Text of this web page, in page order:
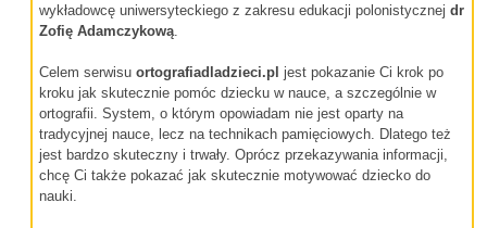
wykładowcę uniwersyteckiego z zakresu edukacji polonistycznej dr
Zofię Adamczykową
Celem serwisuortografiadladzieci.pl jest pokazanie Ci krok po
kroku jak skutecznie pomóc dziecku w nauce, a szczególnie w
ortografii. System, o którym opowiadam nie jest oparty na
tradycyjnej nauce, lecz na technikach pamięciowych. Dlatego też
jest bardzo skuteczny i trwały. Oprócz przekazywania informacji,
chcę Ci także pokazać jak skutecznie motywować dziecko do
nauki.